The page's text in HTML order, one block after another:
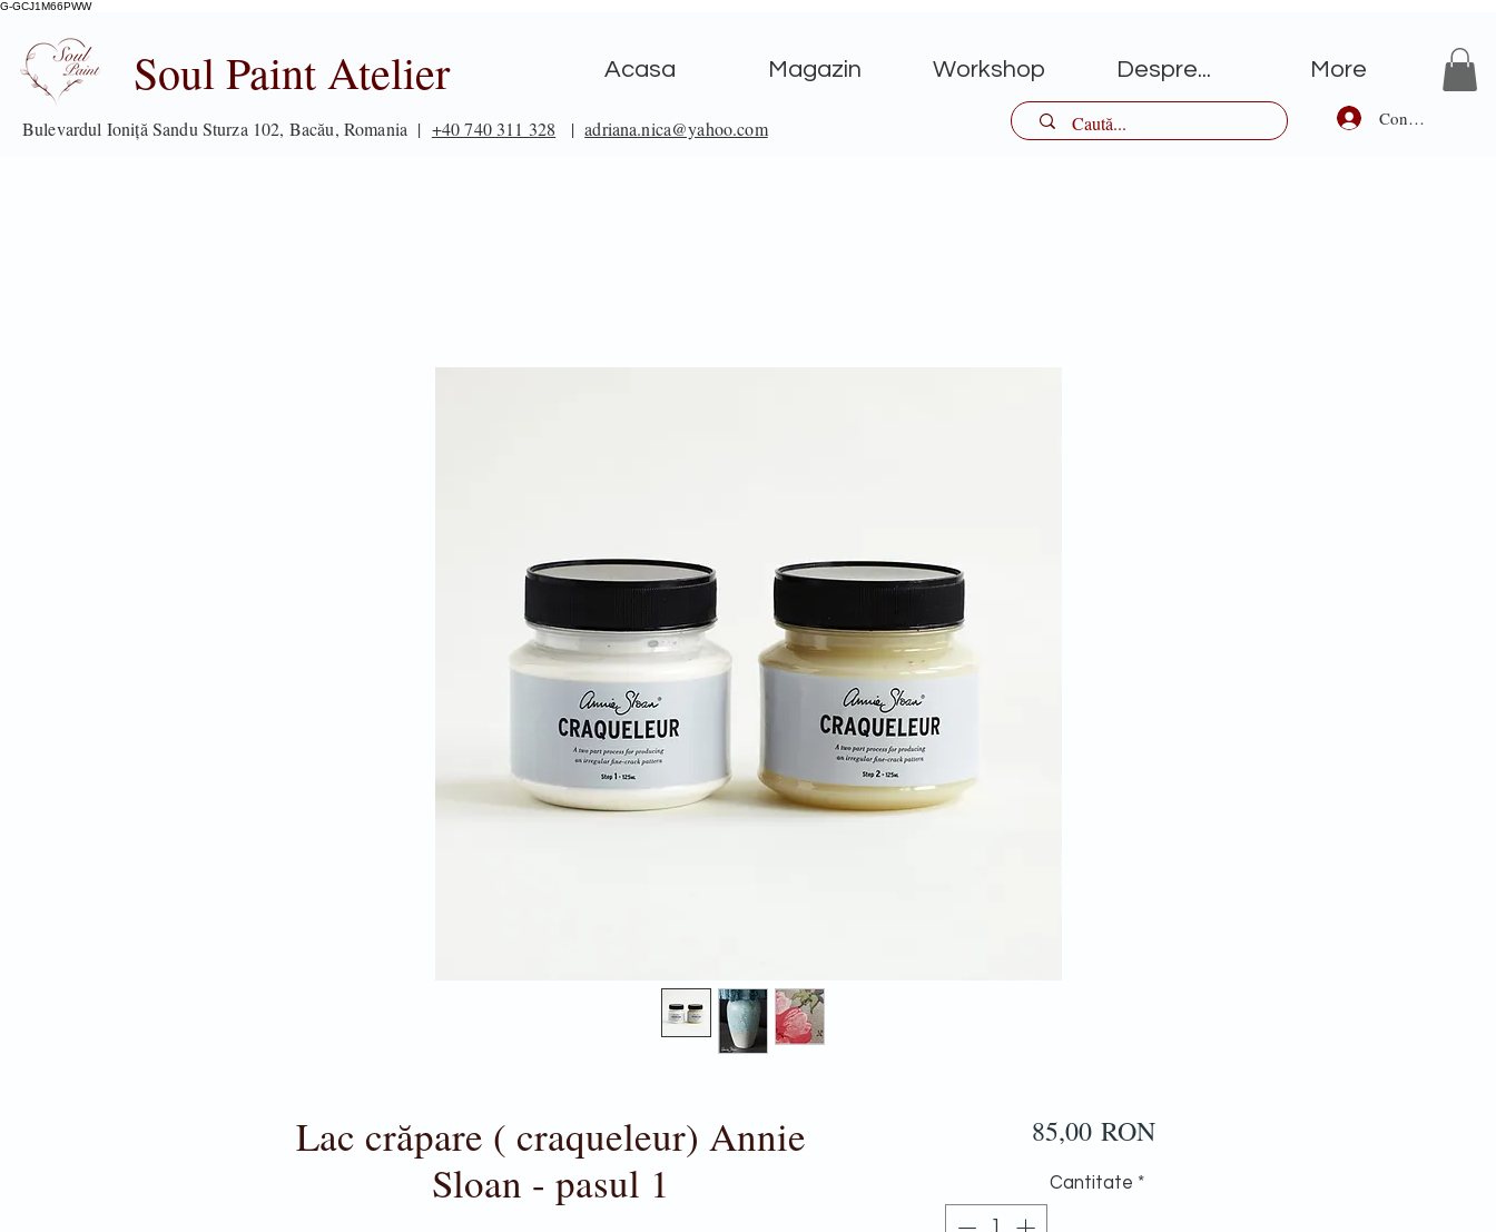
G-GCJ1M66PWW
Soul Paint Atelier Acasa Magazin Workshop Despre... More
Bulevardul Ioniță Sandu Sturza 102, Bacău, Romania | +40 740 311 328 |adriana.nica@yahoo.com Conectează-te
Lac crăpare ( craqueleur) Annie
Sloan - pasul 1
85,00 RONPreț
Cantitate *